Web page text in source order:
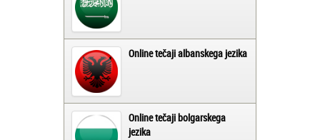
Online tečaji albanskega jezika
Online tečaji bolgarskega
jezika